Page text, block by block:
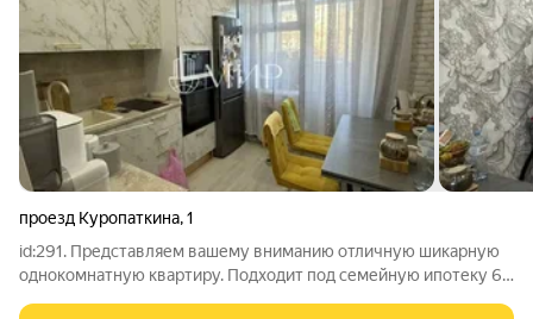
проезд Куропаткина,1
id:291. Представляем вашему вниманию отличную шикарную
однокомнатную квартиру. Подходит под семейную ипотеку 6